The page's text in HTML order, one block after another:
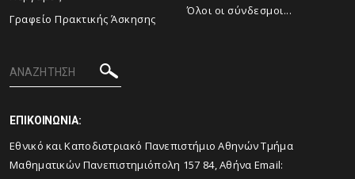
Γραφείο Πρακτικής Άσκησης
Όλοι οι σύνδεσμοι...
ΕΠΙΚΟΙΝΩΝΙΑ:
Εθνικό και Καποδιστριακό Πανεπιστήμιο Αθηνών Τμήμα
Μαθηματικών Πανεπιστημιόπολη 157 84, Αθήνα Email: